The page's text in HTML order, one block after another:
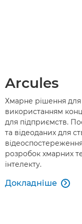
Arcules
Хмарне рішення
використанням
для підприємств.
та відеоданих для
розробок хмарних
інтелекту.
Докладніше 